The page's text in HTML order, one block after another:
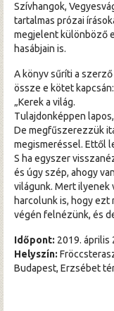
Szívhangok,
tartalmas prózai
megjelent különböző
hasábjain is.
A könyv sűríti a
össze e kötet kapcsán:
„Kerek a világ.
Tulajdonképpen
De megfűszerezzük
megismeréssel. Ettől
S ha egyszer
és úgy szép, ahogy
világunk. Mert ilyenek
harcolunk is, hogy ezt
végén felnézünk, és
Időpont: 2019. április
Helyszín:
Budapest, Erzsébet